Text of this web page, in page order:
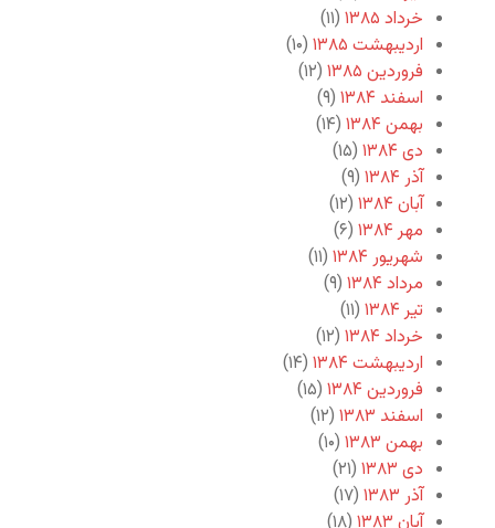
خرداد ۱۳۸۵
(۱۱)
اردیبهشت ۱۳۸۵
(۱۰)
فروردین ۱۳۸۵
(۱۲)
اسفند ۱۳۸۴
(۹)
بهمن ۱۳۸۴
(۱۴)
دی ۱۳۸۴
(۱۵)
آذر ۱۳۸۴
(۹)
آبان ۱۳۸۴
(۱۲)
مهر ۱۳۸۴
(۶)
شهریور ۱۳۸۴
(۱۱)
مرداد ۱۳۸۴
(۹)
تیر ۱۳۸۴
(۱۱)
خرداد ۱۳۸۴
(۱۲)
اردیبهشت ۱۳۸۴
(۱۴)
فروردین ۱۳۸۴
(۱۵)
اسفند ۱۳۸۳
(۱۲)
بهمن ۱۳۸۳
(۱۰)
دی ۱۳۸۳
(۲۱)
آذر ۱۳۸۳
(۱۷)